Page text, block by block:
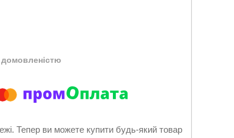
домовленістю
Тепер ви можете купити будь-який товар